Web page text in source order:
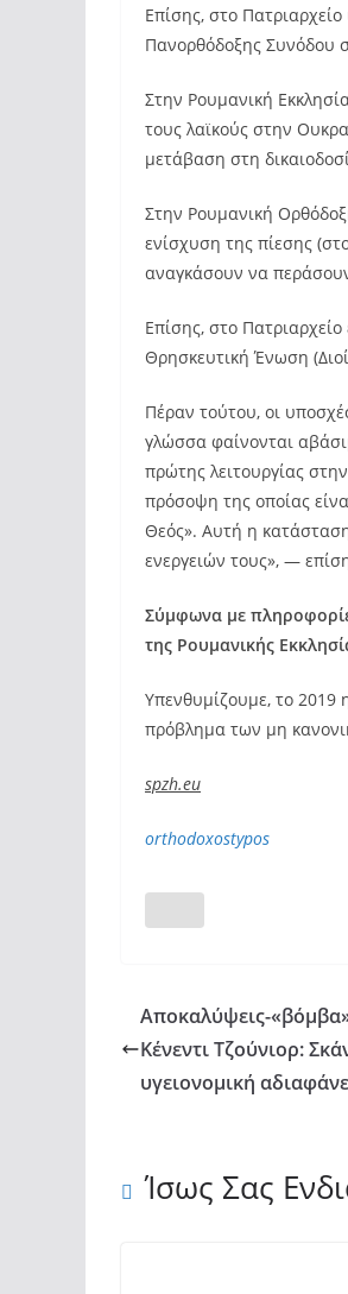
Επίσης, στο
Πανορθόδοξης Συνόδου
Στην Ρουμανική
τους λαϊκούς στην
μετάβαση στη
Στην Ρουμανική
ενίσχυση της πίεσης
αναγκάσουν να
Επίσης, στο
Θρησκευτική Ένωση
Πέραν τούτου, οι
γλώσσα φαίνονται
πρώτης λειτουργίας
πρόσοψη της οποίας
Θεός». Αυτή η
ενεργειών τους», —
Σύμφωνα με
της Ρουμανικής
Υπενθυμίζουμε, το 2019
πρόβλημα των μη
spzh.eu
orthodoxostypos
Αποκαλύψεις-
Κένεντι Τζούνιορ:
υγειονομική
Ίσως Σας